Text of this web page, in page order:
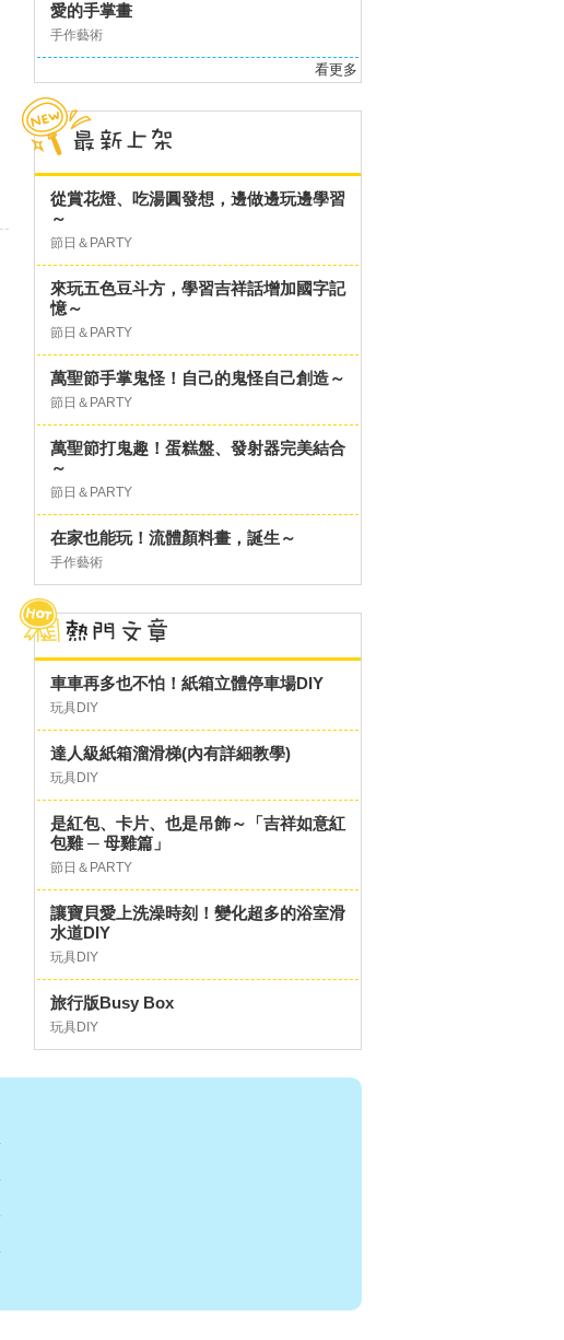
愛的手掌畫
手作藝術
看更多
從賞花燈、吃湯圓發想，邊做邊玩邊學習
～
節日＆PARTY
來玩五色豆斗方，學習吉祥話增加國字記
憶～
節日＆PARTY
萬聖節手掌鬼怪！自己的鬼怪自己創造～
節日＆PARTY
萬聖節打鬼趣！蛋糕盤、發射器完美結合
～
節日＆PARTY
在家也能玩！流體顏料畫，誕生～
手作藝術
車車再多也不怕！紙箱立體停車場DIY
玩具DIY
達人級紙箱溜滑梯(內有詳細教學)
玩具DIY
是紅包、卡片、也是吊飾～「吉祥如意紅
包雞 ─ 母雞篇」
節日＆PARTY
讓寶貝愛上洗澡時刻！變化超多的浴室滑
水道DIY
玩具DIY
旅行版Busy Box
玩具DIY